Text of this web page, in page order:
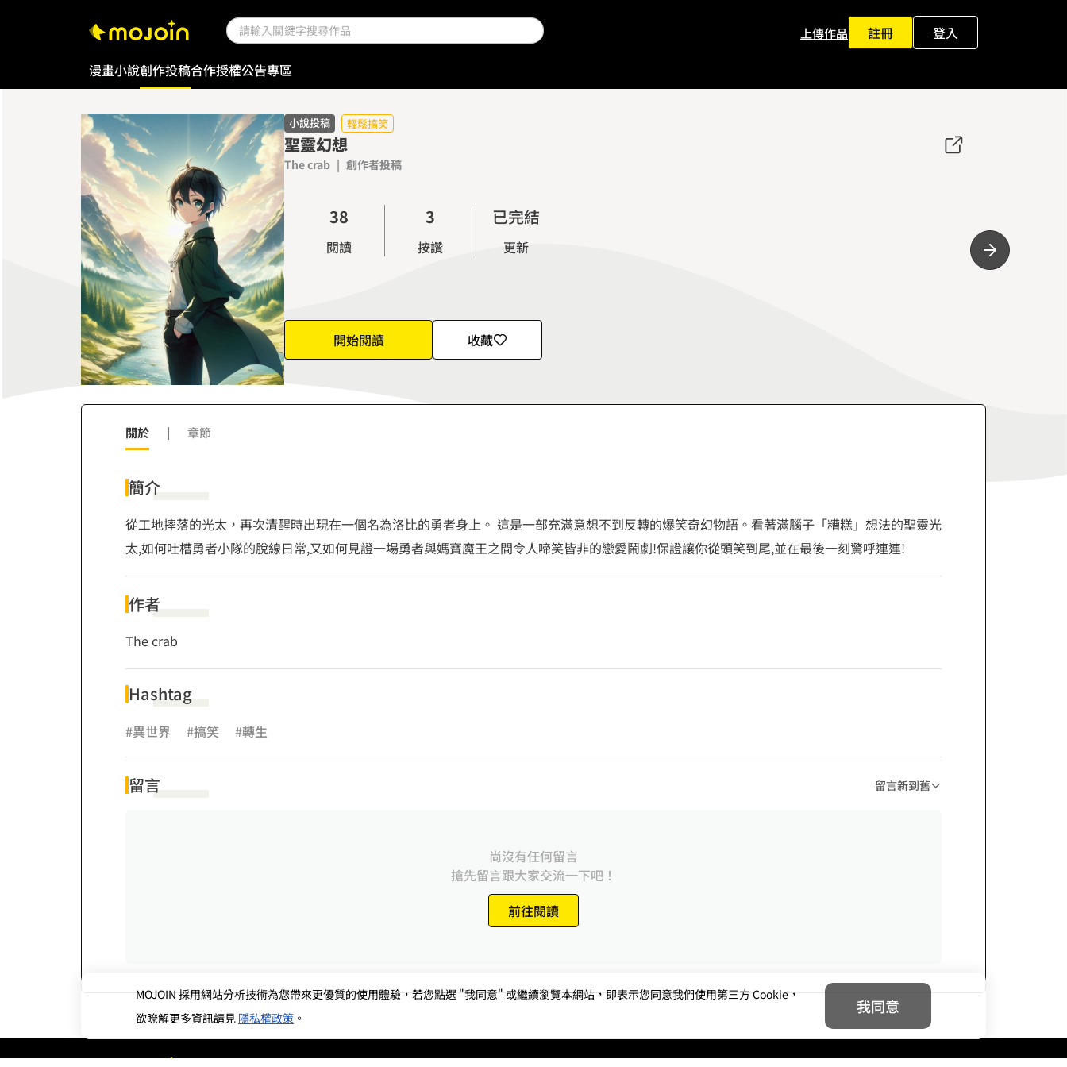
上傳作品 註冊
登入
漫畫小說創作投稿合作授權公告專區
小說投稿 輕鬆搞笑
聖靈幻想
The crab | 創作者投稿
0
1
3
4
8
9
0
1
4
5
6
8
9
閱讀
3
4
9
按讚
已完結
更新
開始閱讀 收藏
關於 | 章節
簡介
從工地摔落的光太，再次清醒時出現在一個名為洛比的勇者身上。 這是一部充滿意想不到反轉的爆笑奇幻物語。看著滿腦子「糟糕」想法的聖靈光
太,如何吐槽勇者小隊的脫線日常,又如何見證一場勇者與媽寶魔王之間令人啼笑皆非的戀愛鬧劇!保證讓你從頭笑到尾,並在最後一刻驚呼連連!
作者
The crab
Hashtag
#異世界 #搞笑 #轉生
留言 留言新到舊
尚沒有任何留言
搶先留言跟大家交流一下吧！
前往閱讀
MOJOIN採用網站分析技術為您帶來更優質的使用體驗，若您點選 "我同意" 或繼續瀏覽本網站，即表示您同意我們使用第三方 Cookie，
欲瞭解更多資訊請見 隱私權政策 。
我同意